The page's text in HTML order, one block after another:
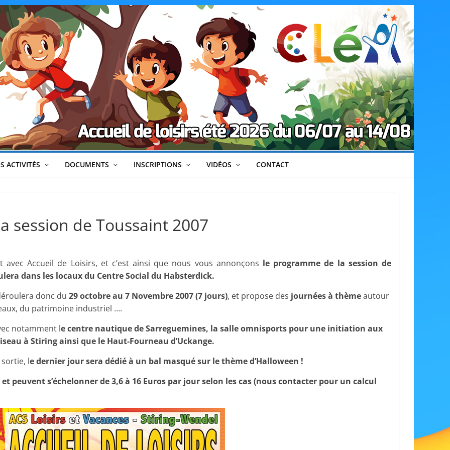
CLéA
–
Collectif
pour
les
Loisirs,
et
l'Animation
–
Stiring-
Wendel
s
i
r
ACTIVITÉS DOCUMENTS INSCRIPTIONS VIDÉOS CONTACT
session de Toussaint 2007
avec Accueil de Loisirs, et c’est ainsi que nous vous annonçons le programme de la session de
dans les locaux du Centre Social du Habsterdick.
donc du 29 octobre au 7 Novembre 2007 (7 jours), et propose des journées à thèmeautour
du patrimoine industriel ….
notamment le centre nautique de Sarreguemines, la salle omnisports pour une initiation aux
à Stiring ainsi que le Haut-Fourneau d’Uckange.
le dernier jour sera dédié à un bal masqué sur le thème d’Halloween !
peuvent s’échelonner de 3,6 à 16 Euros par jour selon les cas (nous contacter pour un calcul